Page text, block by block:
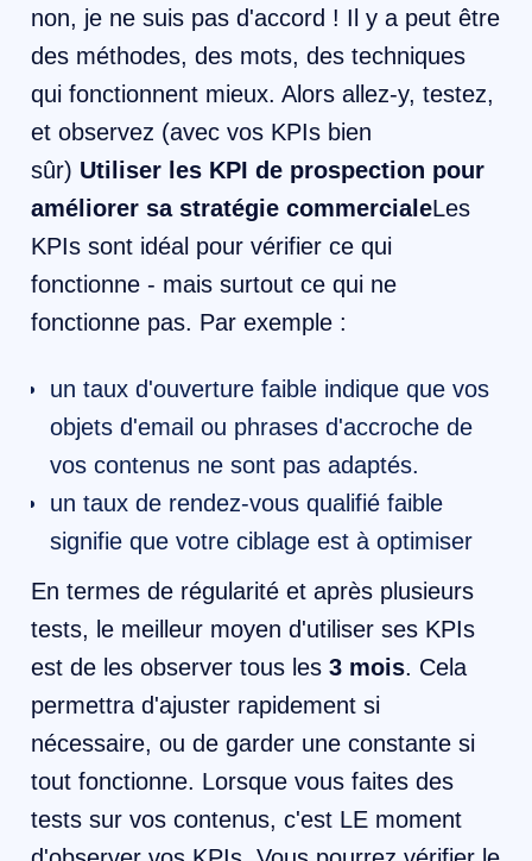
non, je ne suis pas d'accord ! Il y a peut être
des méthodes, des mots, des techniques
qui fonctionnent mieux. Alors allez-y, testez,
et observez (avec vos KPIs bien
sûr) Utiliser les KPI de prospection pour
améliorer sa stratégie commercialeLes
KPIs sont idéal pour vérifier ce qui
fonctionne - mais surtout ce qui ne
fonctionne pas. Par exemple :
un taux d'ouverture faible indique que vos
objets d'email ou phrases d'accroche de
vos contenus ne sont pas adaptés.
un taux de rendez-vous qualifié faible
signifie que votre ciblage est à optimiser
En termes de régularité et après plusieurs
tests, le meilleur moyen d'utiliser ses KPIs
est de les observer tous les 3 mois. Cela
permettra d'ajuster rapidement si
nécessaire, ou de garder une constante si
tout fonctionne. Lorsque vous faites des
tests sur vos contenus, c'est LE moment